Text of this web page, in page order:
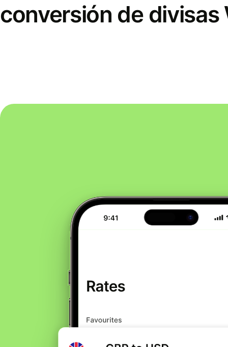
conversión de divisas